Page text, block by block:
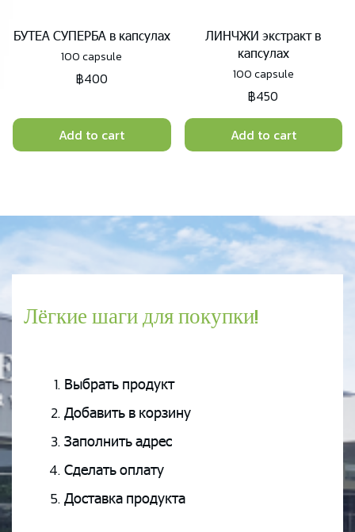
БУТЕА СУПЕРБА в капсулах
100 capsule
฿400
Add to cart
ЛИНЧЖИ экстракт в
капсулах
100 capsule
฿450
Add to cart
Лёгкие шаги для покупки!
Выбрать продукт
Добавить в корзину
Заполнить адрес
Сделать оплату
Доставка продукта